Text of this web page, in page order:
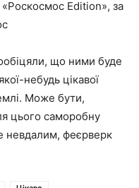
Edition», за
що ними буде
небудь цікавої
Може бути,
цього саморобну
невдалим, феєрверк